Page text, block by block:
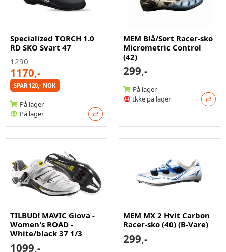
Specialized TORCH 1.0
RD SKO Svart 47
1290
1170,-
SPAR 120,- NOK
På lager
På lager
MEM Blå/Sort Racer-sko
Micrometric Control
(42)
299,-
På lager
Ikke på lager
TILBUD! MAVIC Giova -
Women's ROAD -
White/black 37 1/3
1099,-
MEM MX 2 Hvit Carbon
Racer-sko (40) (B-Vare)
299,-